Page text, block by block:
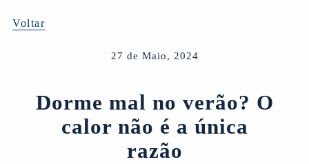
Voltar
27 de Maio, 2024
Dorme mal no verão? O
calor não é a única
razão